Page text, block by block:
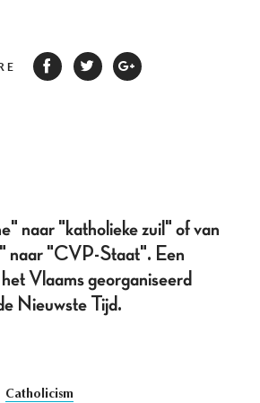
naar "katholieke zuil" of van
naar "CVP-Staat". Een
Vlaams georganiseerd
Nieuwste Tijd.
Catholicism